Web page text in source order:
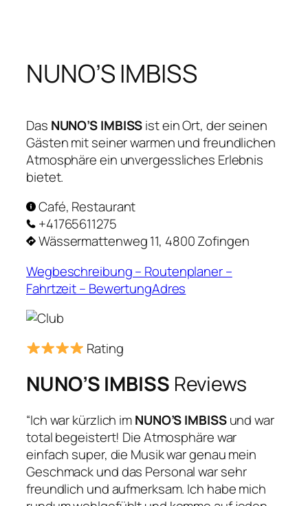
springen
NUNO’S IMBISS
Das NUNO’S IMBISSist ein Ort, der seinen
Gästen mit seiner warmen und freundlichen
Atmosphäre ein unvergessliches Erlebnis
bietet.
Café, Restaurant
+41765611275
Wässermattenweg 11, 4800 Zofingen
Wegbeschreibung – Routenplaner –
Fahrtzeit – BewertungAdres
Rating
NUNO’S IMBISS Reviews
“Ich war kürzlich imNUNO’S IMBISSund war
total begeistert! Die Atmosphäre war
einfach super, die Musik war genau mein
Geschmack und das Personal war sehr
freundlich und aufmerksam. Ich habe mich